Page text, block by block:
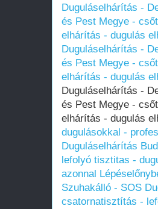
Duguláselhárítás -
és Pest Megye -
elhárítás - dugulás
Duguláselhárítás -
és Pest Megye -
elhárítás - dugulás
Duguláselhárítás -
és Pest Megye -
elhárítás - dugulás
dugulásokkal -
Duguláselhárítás
lefolyó tisztitas -
azonnal
Szuhakálló - SOS
csatornatisztítás -